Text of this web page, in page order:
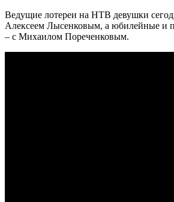
Ведущие лотереи на НТВ девушки
Алексеем Лысенковым, а юбилейные и
– с Михаилом Пореченковым.